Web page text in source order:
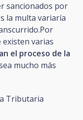
sancionados por
la multa variaría
varias
el proceso de la
mucho más
Tributaria